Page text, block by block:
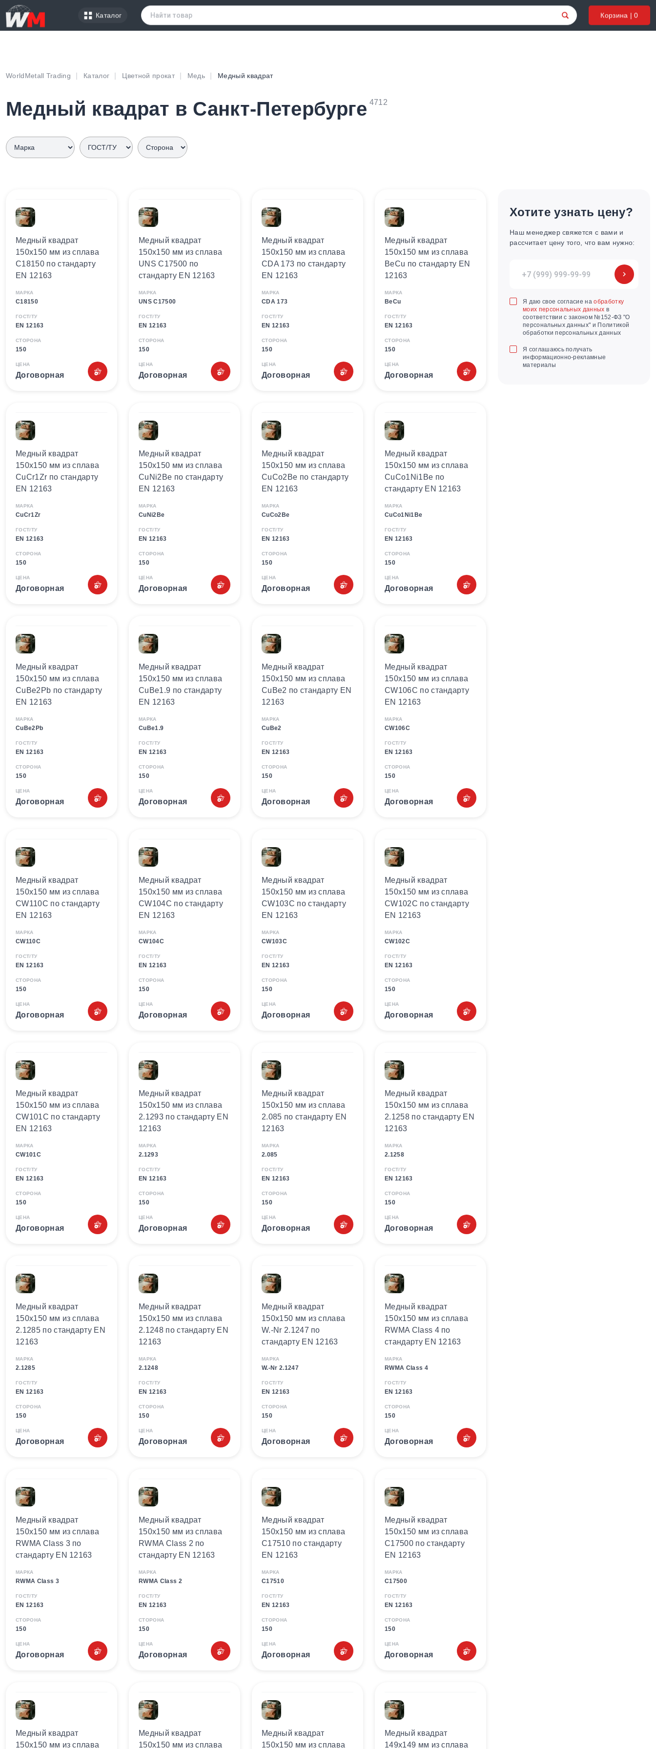
Каталог Корзина |0
WorldMetall Trading Каталог Цветной прокат Медь Медный квадрат
Медный квадрат в Санкт-Петербурге 4712
Медный квадрат
150х150 мм из сплава
C18150 по стандарту
EN 12163
МАРКА
C18150
ГОСТ/ТУ
EN 12163
СТОРОНА
150
ЦЕНА
Договорная
Медный квадрат
150х150 мм из сплава
UNS C17500 по
стандарту EN 12163
МАРКА
UNS C17500
ГОСТ/ТУ
EN 12163
СТОРОНА
150
ЦЕНА
Договорная
Медный квадрат
150х150 мм из сплава
CDA 173 по стандарту
EN 12163
МАРКА
CDA 173
ГОСТ/ТУ
EN 12163
СТОРОНА
150
ЦЕНА
Договорная
Медный квадрат
150х150 мм из сплава
BeCu по стандарту EN
12163
МАРКА
BeCu
ГОСТ/ТУ
EN 12163
СТОРОНА
150
ЦЕНА
Договорная
Медный квадрат
150х150 мм из сплава
CuCr1Zr по стандарту
EN 12163
МАРКА
CuCr1Zr
ГОСТ/ТУ
EN 12163
СТОРОНА
150
ЦЕНА
Договорная
Медный квадрат
150х150 мм из сплава
CuNi2Be по стандарту
EN 12163
МАРКА
CuNi2Be
ГОСТ/ТУ
EN 12163
СТОРОНА
150
ЦЕНА
Договорная
Медный квадрат
150х150 мм из сплава
CuCo2Be по стандарту
EN 12163
МАРКА
CuCo2Be
ГОСТ/ТУ
EN 12163
СТОРОНА
150
ЦЕНА
Договорная
Медный квадрат
150х150 мм из сплава
CuCo1Ni1Be по
стандарту EN 12163
МАРКА
CuCo1Ni1Be
ГОСТ/ТУ
EN 12163
СТОРОНА
150
ЦЕНА
Договорная
Медный квадрат
150х150 мм из сплава
CuBe2Pb по стандарту
EN 12163
МАРКА
CuBe2Pb
ГОСТ/ТУ
EN 12163
СТОРОНА
150
ЦЕНА
Договорная
Медный квадрат
150х150 мм из сплава
CuBe1.9 по стандарту
EN 12163
МАРКА
CuBe1.9
ГОСТ/ТУ
EN 12163
СТОРОНА
150
ЦЕНА
Договорная
Медный квадрат
150х150 мм из сплава
CuBe2 по стандарту EN
12163
МАРКА
CuBe2
ГОСТ/ТУ
EN 12163
СТОРОНА
150
ЦЕНА
Договорная
Медный квадрат
150х150 мм из сплава
CW106C по стандарту
EN 12163
МАРКА
CW106C
ГОСТ/ТУ
EN 12163
СТОРОНА
150
ЦЕНА
Договорная
Медный квадрат
150х150 мм из сплава
CW110C по стандарту
EN 12163
МАРКА
CW110C
ГОСТ/ТУ
EN 12163
СТОРОНА
150
ЦЕНА
Договорная
Медный квадрат
150х150 мм из сплава
CW104C по стандарту
EN 12163
МАРКА
CW104C
ГОСТ/ТУ
EN 12163
СТОРОНА
150
ЦЕНА
Договорная
Медный квадрат
150х150 мм из сплава
CW103C по стандарту
EN 12163
МАРКА
CW103C
ГОСТ/ТУ
EN 12163
СТОРОНА
150
ЦЕНА
Договорная
Медный квадрат
150х150 мм из сплава
CW102C по стандарту
EN 12163
МАРКА
CW102C
ГОСТ/ТУ
EN 12163
СТОРОНА
150
ЦЕНА
Договорная
Медный квадрат
150х150 мм из сплава
CW101C по стандарту
EN 12163
МАРКА
CW101C
ГОСТ/ТУ
EN 12163
СТОРОНА
150
ЦЕНА
Договорная
Медный квадрат
150х150 мм из сплава
2.1293 по стандарту EN
12163
МАРКА
2.1293
ГОСТ/ТУ
EN 12163
СТОРОНА
150
ЦЕНА
Договорная
Медный квадрат
150х150 мм из сплава
2.085 по стандарту EN
12163
МАРКА
2.085
ГОСТ/ТУ
EN 12163
СТОРОНА
150
ЦЕНА
Договорная
Медный квадрат
150х150 мм из сплава
2.1258 по стандарту EN
12163
МАРКА
2.1258
ГОСТ/ТУ
EN 12163
СТОРОНА
150
ЦЕНА
Договорная
Медный квадрат
150х150 мм из сплава
2.1285 по стандарту EN
12163
МАРКА
2.1285
ГОСТ/ТУ
EN 12163
СТОРОНА
150
ЦЕНА
Договорная
Медный квадрат
150х150 мм из сплава
2.1248 по стандарту EN
12163
МАРКА
2.1248
ГОСТ/ТУ
EN 12163
СТОРОНА
150
ЦЕНА
Договорная
Медный квадрат
150х150 мм из сплава
W.-Nr 2.1247 по
стандарту EN 12163
МАРКА
W.-Nr 2.1247
ГОСТ/ТУ
EN 12163
СТОРОНА
150
ЦЕНА
Договорная
Медный квадрат
150х150 мм из сплава
RWMA Class 4 по
стандарту EN 12163
МАРКА
RWMA Class 4
ГОСТ/ТУ
EN 12163
СТОРОНА
150
ЦЕНА
Договорная
Медный квадрат
150х150 мм из сплава
RWMA Class 3 по
стандарту EN 12163
МАРКА
RWMA Class 3
ГОСТ/ТУ
EN 12163
СТОРОНА
150
ЦЕНА
Договорная
Медный квадрат
150х150 мм из сплава
RWMA Class 2 по
стандарту EN 12163
МАРКА
RWMA Class 2
ГОСТ/ТУ
EN 12163
СТОРОНА
150
ЦЕНА
Договорная
Медный квадрат
150х150 мм из сплава
C17510 по стандарту
EN 12163
МАРКА
C17510
ГОСТ/ТУ
EN 12163
СТОРОНА
150
ЦЕНА
Договорная
Медный квадрат
150х150 мм из сплава
C17500 по стандарту
EN 12163
МАРКА
C17500
ГОСТ/ТУ
EN 12163
СТОРОНА
150
ЦЕНА
Договорная
Медный квадрат
150х150 мм из сплава
Медный квадрат
150х150 мм из сплава
Медный квадрат
150х150 мм из сплава
Медный квадрат
149х149 мм из сплава
Хотите узнать цену?
Наш менеджер свяжется с вами и
рассчитает цену того, что вам нужно:
Я даю свое согласие наобработку
моих персональных данных в
соответствии с законом №152-ФЗ "О
персональных данных" и Политикой
обработки персональных данных
Я соглашаюсь получать
информационно-рекламные
материалы